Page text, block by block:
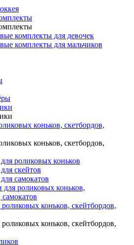
комплекты для девочек
комплекты для мальчиков
коньков, скетбордов,
коньков, скетбордов,
роликовых коньков
скейтов
самокатов
роликовых коньков,
роликовых коньков, скейтбордов,
роликовых коньков, скейтбордов,